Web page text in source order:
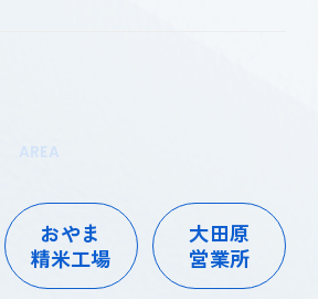
AREA
おやま
精米工場
大田原
営業所